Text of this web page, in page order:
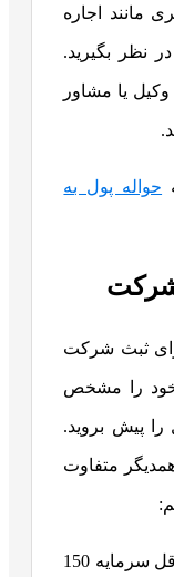
مانند اجاره
نظر بگیرید.
یا مشاور
حواله پول به
شرکت
ثبث شرکت
خود را مشخص
را پیش بروید.
متفاوت
: حداقل سرمایه 150